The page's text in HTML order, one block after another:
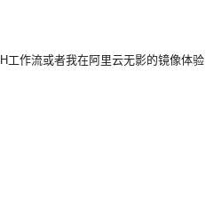
工作流或者我在阿里云无影的镜像体验